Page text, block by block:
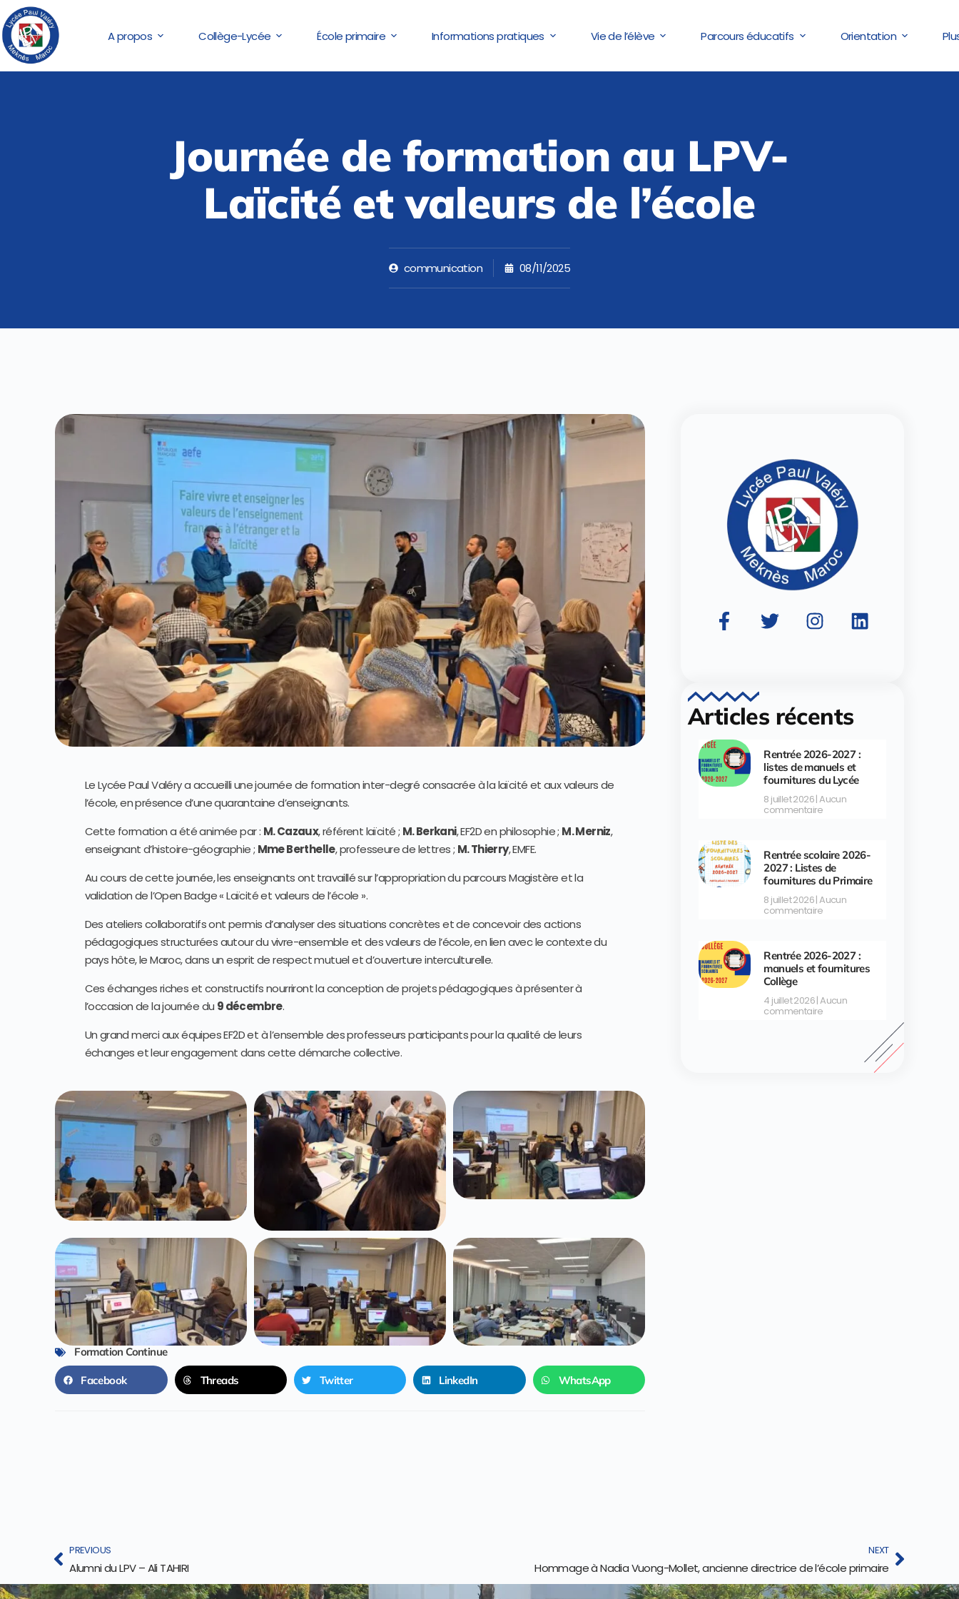
A propos Collège-Lycée École primaire Informations pratiques Vie de l’élève Parcours éducatifs Orientation
Journée de formation au LPV-
Laïcité et valeurs de l’école
communication 08/11/2025
Le Lycée Paul Valéry a accueilli une journée de formation inter-degré consacrée à la laïcité et aux valeurs de
l’école, en présence d’une quarantaine d’enseignants.
Cette formation a été animée par : M. Cazaux, référent laïcité ; M. Berkani, EF2D en philosophie ; M. Merniz,
enseignant d’histoire-géographie ; Mme Berthelle, professeure de lettres ; M. Thierry, EMFE.
Au cours de cette journée, les enseignants ont travaillé sur l’appropriation du parcours Magistère et la
validation de l’Open Badge « Laïcité et valeurs de l’école ».
Des ateliers collaboratifs ont permis d’analyser des situations concrètes et de concevoir des actions
pédagogiques structurées autour du vivre-ensemble et des valeurs de l’école, en lien avec le contexte du
pays hôte, le Maroc, dans un esprit de respect mutuel et d’ouverture interculturelle.
Ces échanges riches et constructifs nourriront la conception de projets pédagogiques à présenter à
l’occasion de la journée du 9 décembre.
Un grand merci aux équipes EF2D et à l’ensemble des professeurs participants pour la qualité de leurs
échanges et leur engagement dans cette démarche collective.
Formation Continue
Facebook Threads Twitter LinkedIn WhatsApp
Articles récents
Rentrée 2026-2027 :
listes de manuels et
fournitures du Lycée
8 juillet 2026 Aucun
commentaire
Rentrée scolaire 2026-
2027 : Listes de
fournitures du Primaire
8 juillet 2026 Aucun
commentaire
Rentrée 2026-2027 :
manuels et fournitures
Collège
4 juillet 2026 Aucun
commentaire
PREVIOUS
Alumni du LPV – Ali TAHIRI
NEXT
Hommage à Nadia Vuong-Mollet, ancienne directrice de l’école primaire